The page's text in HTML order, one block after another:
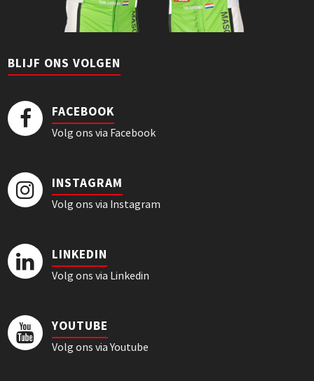
BLIJF ONS VOLGEN
FACEBOOK
Volg ons via Facebook
INSTAGRAM
Volg ons via Instagram
LINKEDIN
Volg ons via Linkedin
YOUTUBE
Volg ons via Youtube